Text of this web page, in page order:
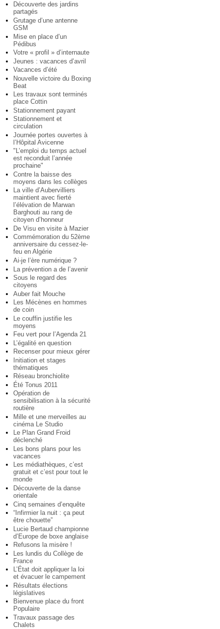
Découverte des jardins
partagés
Grutage d’une antenne
GSM
Mise en place d’un
Pédibus
Votre « profil » d’internaute
Jeunes : vacances d’avril
Vacances d’été
Nouvelle victoire du Boxing
Beat
Les travaux sont terminés
place Cottin
Stationnement payant
Stationnement et
circulation
Journée portes ouvertes à
l’Hôpital Avicenne
"L’emploi du temps actuel
est reconduit l’année
prochaine"
Contre la baisse des
moyens dans les collèges
La ville d’Aubervilliers
maintient avec fierté
l’élévation de Marwan
Barghouti au rang de
citoyen d’honneur
De Visu en visite à Mazier
Commémoration du 52ème
anniversaire du cessez-le-
feu en Algérie
Ai-je l’ère numérique ?
La prévention a de l’avenir
Sous le regard des
citoyens
Auber fait Mouche
Les Mécènes en hommes
de coin
Le couffin justifie les
moyens
Feu vert pour l’Agenda 21
L’égalité en question
Recenser pour mieux gérer
Initiation et stages
thématiques
Réseau bronchiolite
Été Tonus 2011
Opération de
sensibilisation à la sécurité
routière
Mille et une merveilles au
cinéma Le Studio
Le Plan Grand Froid
déclenché
Les bons plans pour les
vacances
Les médiathèques, c’est
gratuit et c’est pour tout le
monde
Découverte de la danse
orientale
Cinq semaines d’enquête
“Infirmier la nuit : ça peut
être chouette”
Lucie Bertaud championne
d’Europe de boxe anglaise
Refusons la misère !
Les lundis du Collège de
France
L’État doit appliquer la loi
et évacuer le campement
Résultats élections
législatives
Bienvenue place du front
Populaire
Travaux passage des
Chalets